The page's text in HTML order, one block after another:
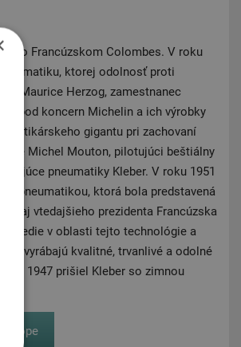
vo Francúzskom Colombes. V roku
ktorej odolnosť proti
Maurice Herzog, zamestnanec
pod koncern Michelin a ich výrobky
gigantu pri zachovaní
pre Michel Mouton, pilotujúci beštiálny
pneumatiky Kleber. V roku 1951
pneumatikou, ktorá bola predstavená
aj vtedajšieho prezidenta Francúzska
vedie v oblasti tejto technológie a
vyrábajú kvalitné, trvanlivé a odolné
1947 prišiel Kleber so zimnou